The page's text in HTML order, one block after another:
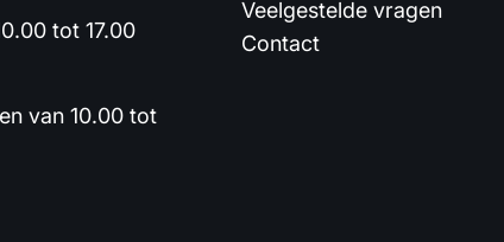
tot 17.00
van 10.00 tot
Veelgestelde vragen
Contact